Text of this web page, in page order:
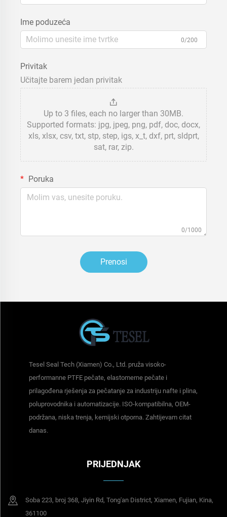
Ime poduzeća
0/200
Privitak
Učitajte barem jedan privitak
Up to 3 files, each no larger than 30MB.
Supported formats: jpg, jpeg, png, pdf, doc, docx,
xls, xlsx, csv, txt, stp, step, igs, x_t, dxf, prt, sldprt,
sat, rar, zip.
Poruka
0/1000
Prenosi
Tesel Seal Tech (Xiamen) Co., Ltd. pruža visoko-
performanne PTFE pečate, elastomerne pečate i
prilagođena rješenja za pečatanje za industriju nafte i plina,
poluprovodnika i automatizacije. ISO-kompatibilna, OEM-
podržana, niska trenja, kemijski otporna. Zahtijevam citat
danas.
PRIJEDNJAK
Soba 223, broj 368, Jiyin Rd, Tong'an District, Xiamen, Fujian, Kina,
361100